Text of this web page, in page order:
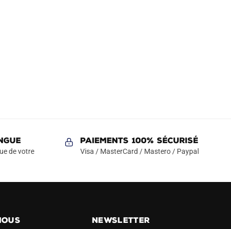
de votre
Paiements 100% Sécurisé
Visa / MasterCard / Mastero / Paypal
NEWSLETTER